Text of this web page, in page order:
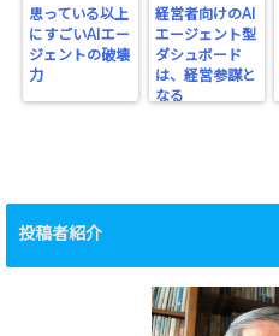
思っている以上
にすごいAIエー
ジェントの破壊
力
経営者向けのAI
エージェント型
ダシュボード
は、経営参謀と
なる
投稿者紹介